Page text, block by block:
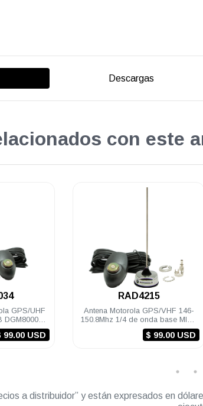
Descargas
con este
y
USD
RAD4215
Antena Motorola GPS/VHF 146-
150.8Mhz 1/4 de onda base MINI-
U cable montaje y conectores
DGM8000e$ 99.00 USD
a distribuidor” y están expresados en